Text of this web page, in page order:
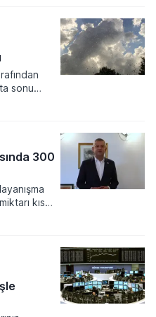
varlık
sistemi
sonu
az
yağış
ediliyor.
300
kısa